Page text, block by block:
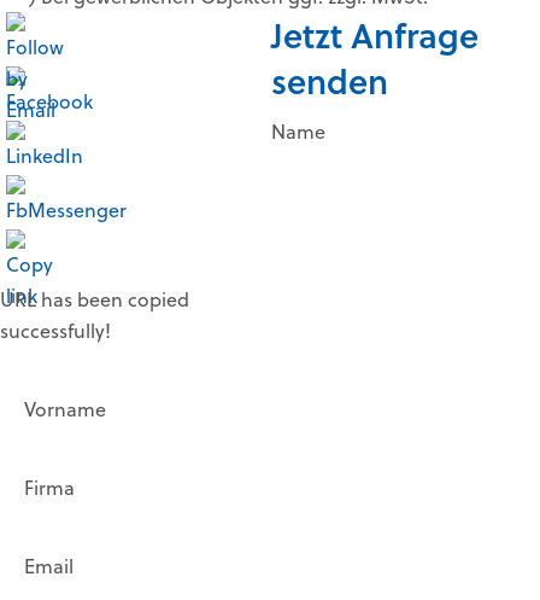
URL has been copied
successfully!
Jetzt Anfrage
senden
Name
Vorname
Firma
Email